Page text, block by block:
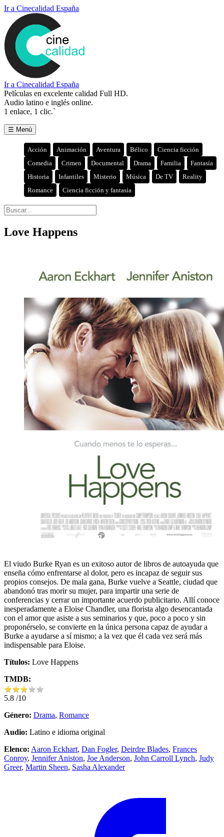
Ir a Cinecalidad España
Ir a Cinecalidad España
Películas en excelente calidad Full HD.
Audio latino e inglés online.
1 enlace, 1 clic.`
☰ Menú
Acción Animación Aventura Bélico
Ciencia ficción
Comedia
Crimen Documental Drama Familia
Fantasía
Historia
Infantiles Misterio Música De TV
Reality
Romance
Ciencia ficción y fantasía
Love Happens
El viudo Burke Ryan es un exitoso autor de libros de autoayuda que
enseña cómo enfrentarse al dolor, pero es incapaz de seguir sus
propios consejos. De mala gana, Burke vuelve a Seattle, ciudad que
abandonó tras morir su mujer, para impartir una serie de
conferencias y cerrar un importante acuerdo publicitario. Allí conoce
inesperadamente a Eloise Chandler, una florista algo desencantada
con el amor que asiste a sus seminarios y que, poco a poco y sin
proponérselo, se convierte en la única persona capaz de ayudar a
Burke a ayudarse a sí mismo; a la vez que él cada vez será más
indispensable para Eloise.
Títulos: Love Happens
TMDB:
★★★★★
★★★★★
5.8 /10
Género: Drama, Romance
Audio: Latino e idioma original
Elenco: Aaron Eckhart, Dan Fogler, Deirdre Blades, Frances
Conroy, Jennifer Aniston, Joe Anderson, John Carroll Lynch, Judy
Greer, Martin Sheen, Sasha Alexander